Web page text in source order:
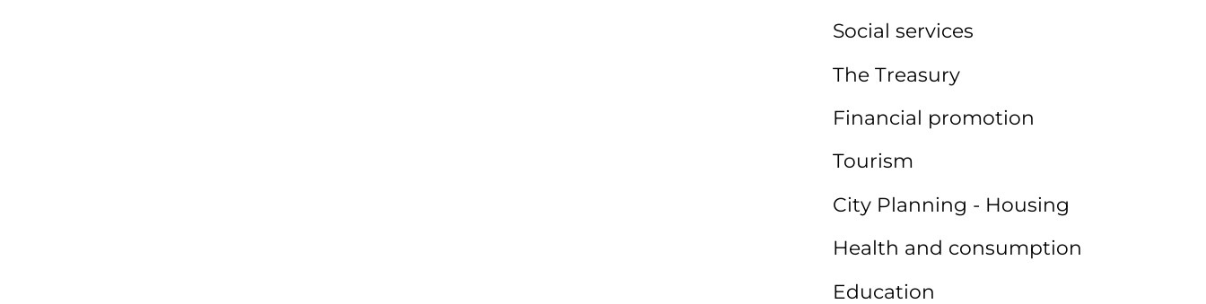
Social services
The Treasury
Financial promotion
Tourism
City Planning - Housing
Health and consumption
Education